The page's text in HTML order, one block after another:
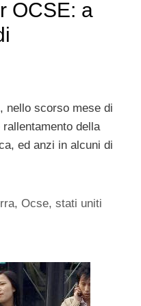
OCSE: a
nello scorso mese di
della
ed anzi in alcuni di
,Ocse,stati uniti